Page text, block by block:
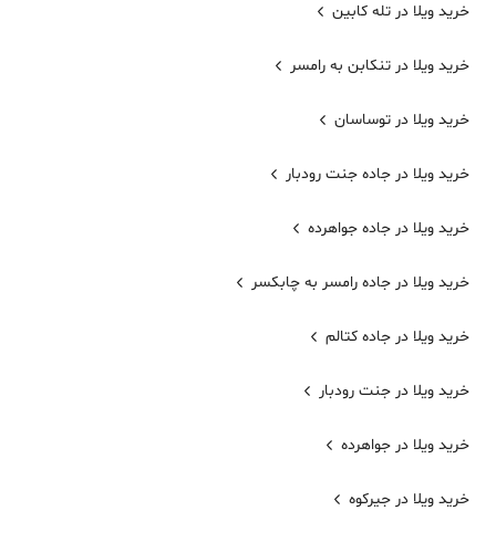
خرید ویلا در تله کابین
خرید ویلا در تنکابن به رامسر
خرید ویلا در توساسان
خرید ویلا در جاده جنت رودبار
خرید ویلا در جاده جواهرده
خرید ویلا در جاده رامسر به چابکسر
خرید ویلا در جاده کتالم
خرید ویلا در جنت رودبار
خرید ویلا در جواهرده
خرید ویلا در جیرکوه